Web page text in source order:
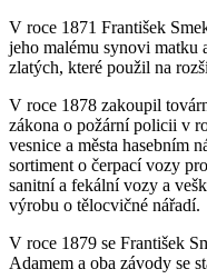
V roce 1871 František
jeho malému synovi matku
zlatých, které použil na
V roce 1878 zakoupil
zákona o požární policii v
vesnice a města hasebním
sortiment o čerpací vozy
sanitní a fekální vozy a
výrobu o tělocvičné nářadí.
V roce 1879 se František
Adamem a oba závody se